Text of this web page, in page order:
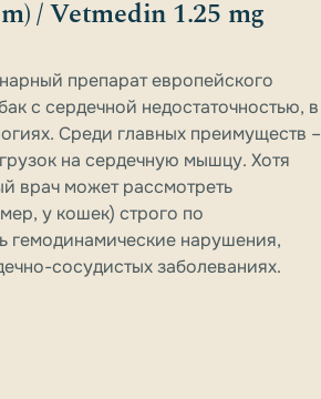
/ Vetmedin 1.25 mg
препарат европейского
с сердечной недостаточностью, в
Среди главных преимуществ –
на сердечную мышцу. Хотя
врач может рассмотреть
у кошек) строго по
гемодинамические нарушения,
сосудистых заболеваниях.